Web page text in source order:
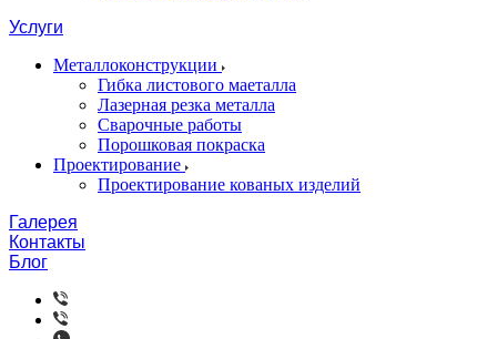
Услуги
Металлоконструкции
Гибка листового маеталла
Лазерная резка металла
Сварочные работы
Порошковая покраска
Проектирование
Проектирование кованых изделий
Галерея
Контакты
Блог